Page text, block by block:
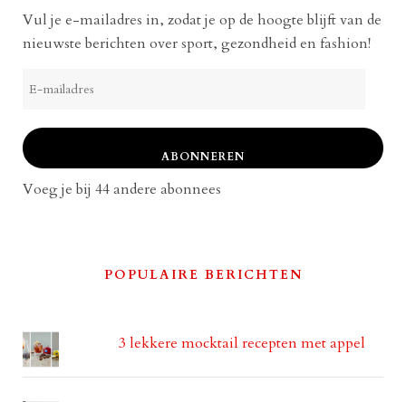
Vul je e-mailadres in, zodat je op de hoogte blijft van de
nieuwste berichten over sport, gezondheid en fashion!
mailadres
ABONNEREN
Voeg je bij 44 andere abonnees
POPULAIRE BERICHTEN
3 lekkere mocktail recepten met appel